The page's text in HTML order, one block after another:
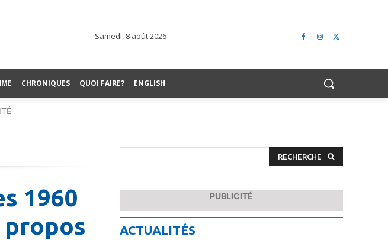
Samedi, 8 août 2026
CHRONIQUES QUOI FAIRE? ENGLISH
1960
RECHERCHE
PUBLICITÉ
ACTUALITÉS